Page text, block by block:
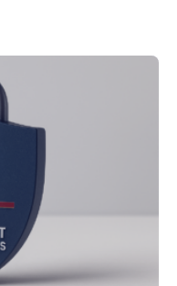
Skłodowska-Curie
werden sich
insgesamt 15
mit
– also mit Robotern,
erfassen,
auch mit…